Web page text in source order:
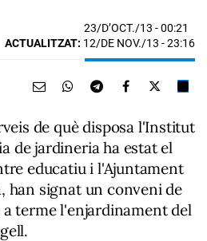
23/D’OCT./13 - 00:21
ACTUALITZAT: 12/DE NOV./13 - 23:16
de què disposa l'Institut
de jardineria ha estat el
educatiu i l'Ajuntament
han signat un conveni de
terme l'enjardinament del